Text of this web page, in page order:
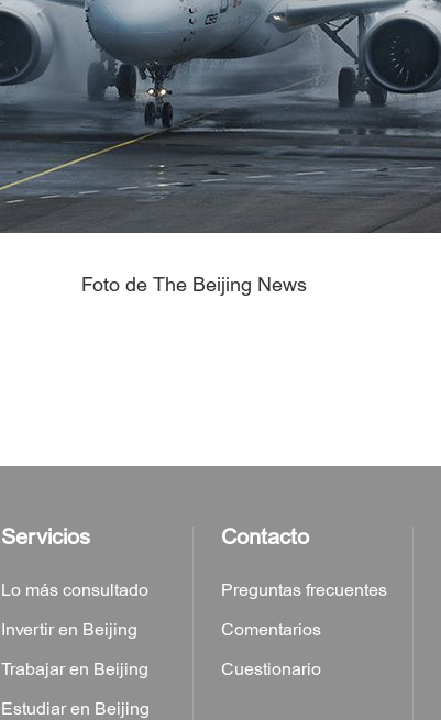
Foto de The Beijing News
Servicios
Lo más consultado
Invertir en Beijing
Trabajar en Beijing
Estudiar en Beijing
Contacto
Preguntas frecuentes
Comentarios
Cuestionario